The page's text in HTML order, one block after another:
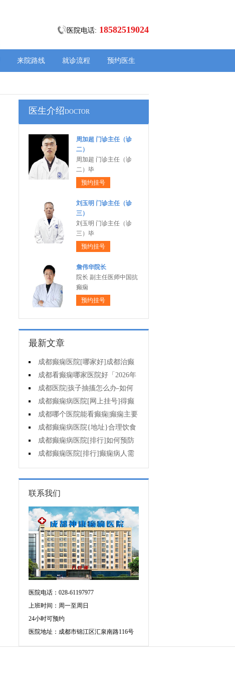
医院电话: 18582519024
来院路线 就诊流程 预约医生
医生介绍DOCTOR
周加超 门诊主任（诊
二）
周加超 门诊主任（诊
二）毕
预约挂号
刘玉明 门诊主任（诊
三）
刘玉明 门诊主任（诊
三）毕
预约挂号
詹伟华院长
院长 副主任医师中国抗
癫痫
预约挂号
最新文章
成都癫痫医院[哪家好]成都治癫
痫的医院有哪些?
成都看癫痫哪家医院好「2026年
度公布」孩子肚子疼当心是癫痫作
祟!
成都医院|孩子抽搐怎么办-如何
选择治疗小儿癫痫的方式?
成都癫痫病医院[网上挂号]得癫
痫的孩子能正常上学吗?
成都哪个医院能看癫痫|癫痫主要
护理有哪些?
成都癫痫病医院{地址}合理饮食
能预防癫痫发作吗?
成都癫痫病医院[排行]如何预防
儿童癫痫?
成都癫痫医院[排行]癫痫病人需
要注意些什么
联系我们
医院电话：028-61197977
上班时间：周一至周日
24小时可预约
医院地址：成都市锦江区汇泉南路116号